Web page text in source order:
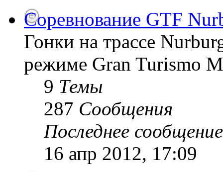
Соревнование GTF
Гонки на трассе
режиме Gran Turismo
9 Темы
287 Сообщения
Последнее сообщение
16 апр 2012, 17:09